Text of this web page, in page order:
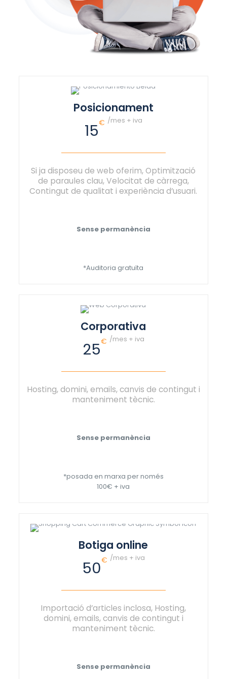
Posicionament
15€ /mes + iva
Si ja disposeu de web oferim, Optimització
de paraules clau, Velocitat de càrrega,
Contingut de qualitat i experiència d’usuari.
Sense permanència
*Auditoria gratuïta
Corporativa
25€ /mes + iva
Hosting, domini, emails, canvis de contingut i
manteniment tècnic.
Sense permanència
*posada en marxa per només
100€ + iva
Botiga online
50€ /mes + iva
Importació d’articles inclosa, Hosting,
domini, emails, canvis de contingut i
manteniment tècnic.
Sense permanència